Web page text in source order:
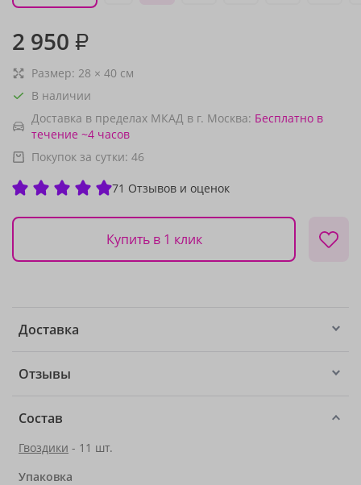
2 950 ₽
Размер: 28 × 40 см
В наличии
Доставка в пределах МКАД в г. Москва: Бесплатно в
течение ~4 часов
Покупок за сутки: 46
71 Отзывов и оценок
Купить в 1 клик
Доставка
Отзывы
Состав
Гвоздики - 11 шт.
Упаковка